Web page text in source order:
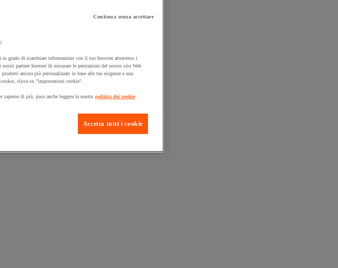
Expert
Prodotti in pronta consegna
Continua senza accettare
grado di scambiare informazioni con il tuo browser attraverso i
partner Internet di misurare le prestazioni del nostro sito Web
ancora più personalizzati in base alle tue esigenze e una
clicca su "impostazioni cookie".
di più, puoi anche leggere la nostra politica dei cookie
Accetta tutti i cookie